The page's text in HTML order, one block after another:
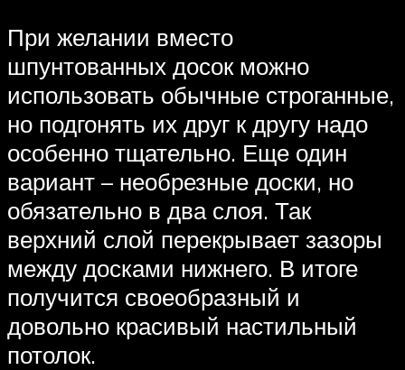
При желании вместо
шпунтованных досок можно
использовать обычные строганные,
но подгонять их друг к другу надо
особенно тщательно. Еще один
вариант – необрезные доски, но
обязательно в два слоя. Так
верхний слой перекрывает зазоры
между досками нижнего. В итоге
получится своеобразный и
довольно красивый настильный
потолок.